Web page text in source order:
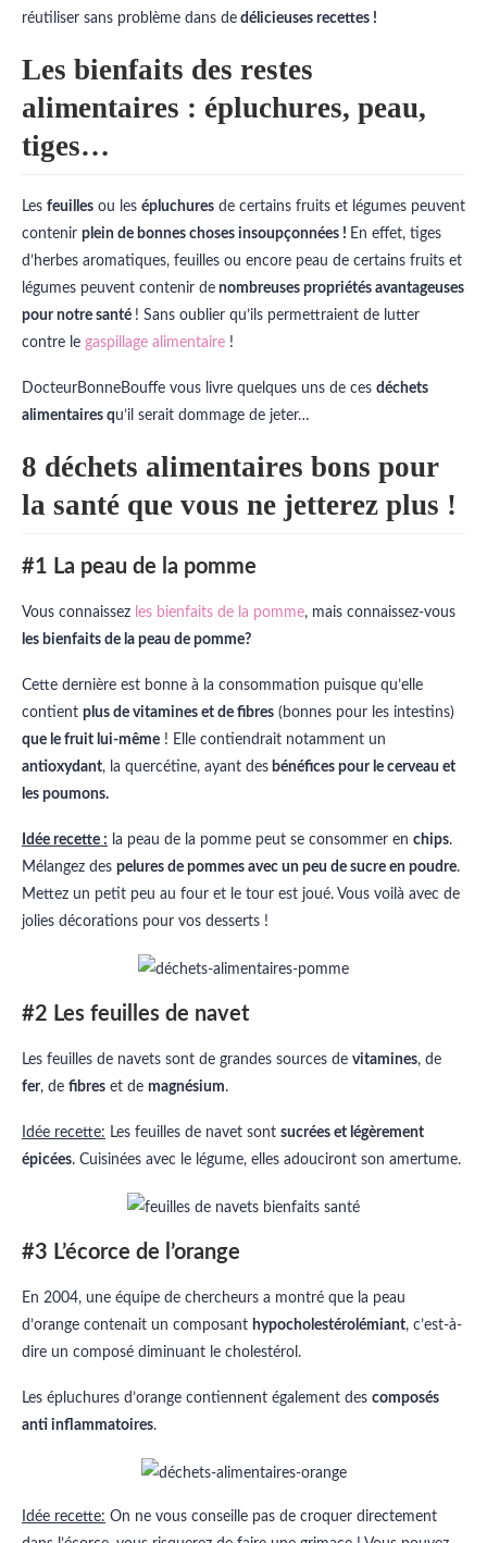
réutiliser sans problème dans de délicieuses recettes !
Les bienfaits des restes
alimentaires : épluchures, peau,
tiges…
Les feuilles ou les épluchures de certains fruits et légumes peuvent
contenir plein de bonnes choses insoupçonnées ! En effet, tiges
d’herbes aromatiques, feuilles ou encore peau de certains fruits et
légumes peuvent contenir de nombreuses propriétés avantageuses
pour notre santé ! Sans oublier qu’ils permettraient de lutter
contre le gaspillage alimentaire !
DocteurBonneBouffe vous livre quelques uns de ces déchets
alimentaires qu’il serait dommage de jeter…
8 déchets alimentaires bons pour
la santé que vous ne jetterez plus !
#1 La peau de la pomme
Vous connaissez les bienfaits de la pomme, mais connaissez-vous
les bienfaits de la peau de pomme?
Cette dernière est bonne à la consommation puisque qu’elle
contient plus de vitamines et de fibres (bonnes pour les intestins)
que le fruit lui-même ! Elle contiendrait notamment un
antioxydant, la quercétine, ayant des bénéfices pour le cerveau et
les poumons.
Idée recette : la peau de la pomme peut se consommer en chips.
Mélangez des pelures de pommes avec un peu de sucre en poudre.
Mettez un petit peu au four et le tour est joué. Vous voilà avec de
jolies décorations pour vos desserts !
#2 Les feuilles de navet
Les feuilles de navets sont de grandes sources de vitamines, de
fer, de fibres et de magnésium.
Idée recette: Les feuilles de navet sont sucrées et légèrement
épicées. Cuisinées avec le légume, elles adouciront son amertume.
#3 L’écorce de l’orange
En 2004, une équipe de chercheurs a montré que la peau
d’orange contenait un composant hypocholestérolémiant, c’est-à-
dire un composé diminuant le cholestérol.
Les épluchures d’orange contiennent également des composés
anti inflammatoires.
Idée recette: On ne vous conseille pas de croquer directement